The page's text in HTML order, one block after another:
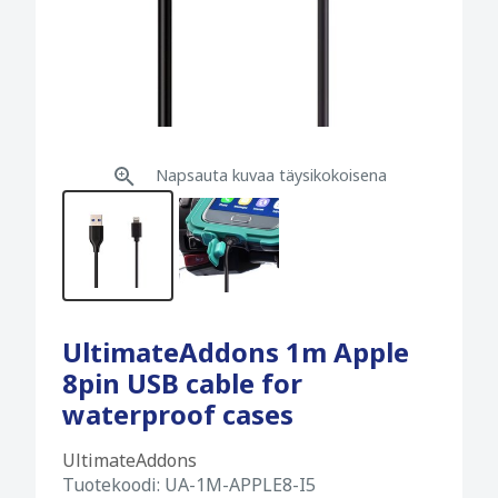
Napsauta kuvaa täysikokoisena
UltimateAddons 1m Apple
8pin USB cable for
waterproof cases
UltimateAddons
Tuotekoodi: UA-1M-APPLE8-I5